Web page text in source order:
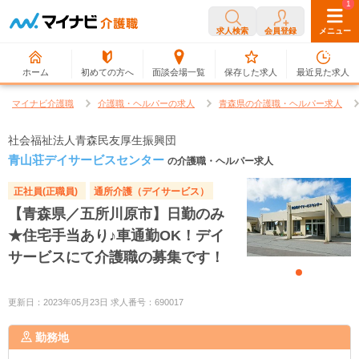
求人検索 会員登録 メニュー
ホーム 初めての方へ 面談会場一覧
0
保存した求人
1
最近見た求人
マイナビ介護職 介護職・ヘルパーの求人 青森県の介護職・ヘルパー求人
社会福祉法人青森民友厚生振興団
青山荘デイサービスセンター の介護職・ヘルパー求人
正社員(正職員) 通所介護（デイサービス）
【青森県／五所川原市】日勤のみ
★住宅手当あり♪車通勤OK！デイ
サービスにて介護職の募集です！
更新日：2023年05月23日 求人番号：690017
勤務地